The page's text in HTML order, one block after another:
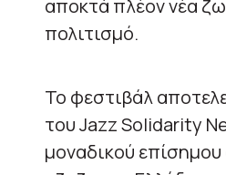
αποκτά πλέον νέα
πολιτισμό.
Το φεστιβάλ
του Jazz Solidarity
μοναδικού